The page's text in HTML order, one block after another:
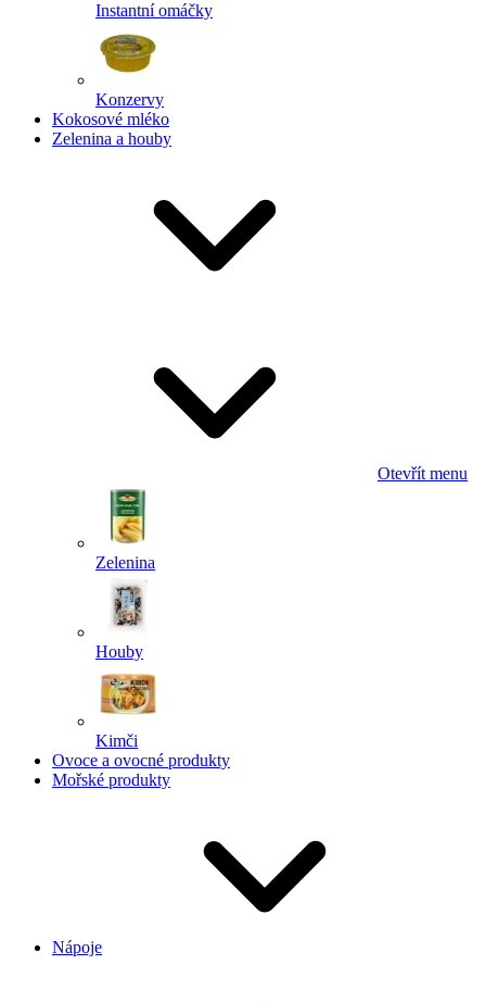
Instantní omáčky
Konzervy
Kokosové mléko
Zelenina a houby
Otevřít menu
Zelenina
Houby
Kimči
Ovoce a ovocné produkty
Mořské produkty
Nápoje